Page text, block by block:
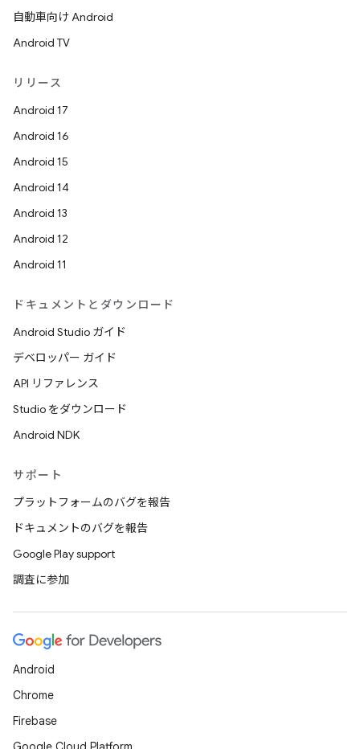
自動車向け Android
Android TV
リリース
Android 17
Android 16
Android 15
Android 14
Android 13
Android 12
Android 11
ドキュメントとダウンロード
Android Studio ガイド
デベロッパー ガイド
API リファレンス
Studio をダウンロード
Android NDK
サポート
プラットフォームのバグを報告
ドキュメントのバグを報告
Google Play support
調査に参加
Android
Chrome
Firebase